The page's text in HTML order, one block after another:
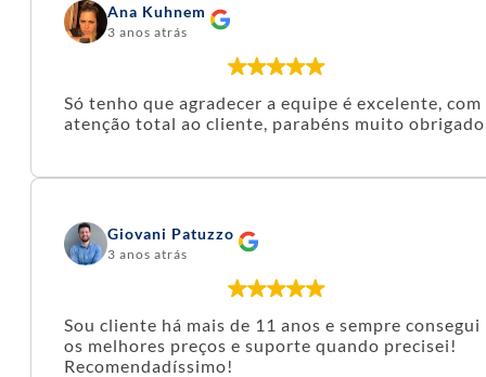
Ana Kuhnem
3 anos atrás
Só tenho que agradecer a equipe é excelente, com
atenção total ao cliente, parabéns muito obrigado
Giovani Patuzzo
3 anos atrás
Sou cliente há mais de 11 anos e sempre consegui
os melhores preços e suporte quando precisei!
Recomendadíssimo!